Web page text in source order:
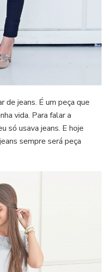
de jeans. É um peça que
vida. Para falar a
só usava jeans. E hoje
sempre será peça